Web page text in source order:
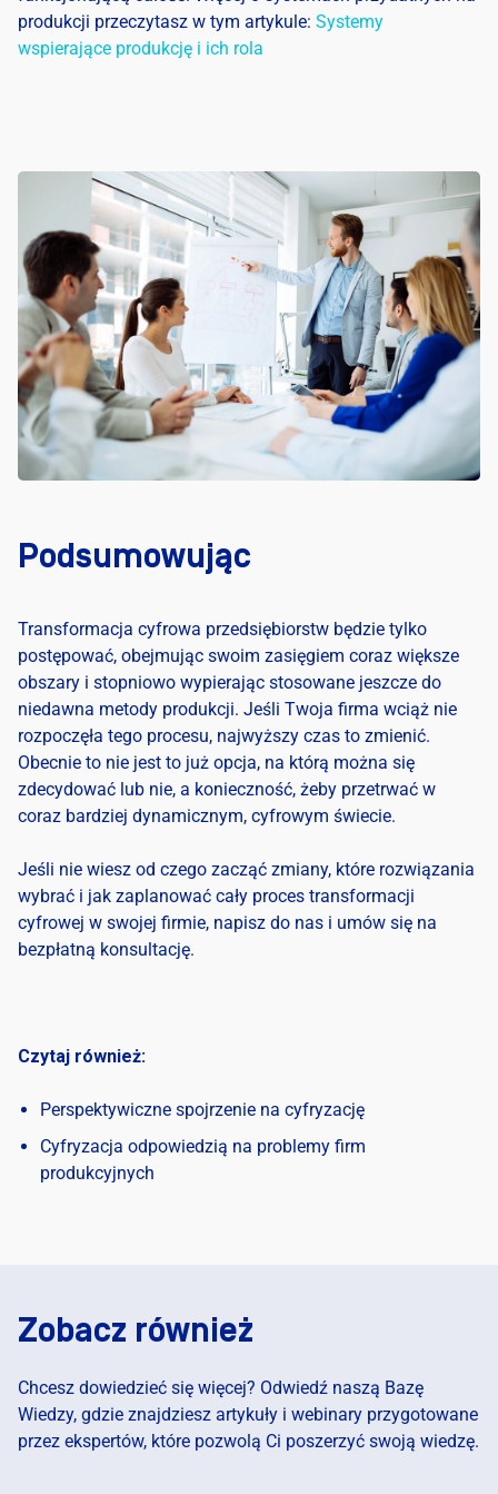
produkcji przeczytasz w tym artykule: Systemy
wspierające produkcję i ich rola
Podsumowując
Transformacja cyfrowa przedsiębiorstw będzie tylko
postępować, obejmując swoim zasięgiem coraz większe
obszary i stopniowo wypierając stosowane jeszcze do
niedawna metody produkcji. Jeśli Twoja firma wciąż nie
rozpoczęła tego procesu, najwyższy czas to zmienić.
Obecnie to nie jest to już opcja, na którą można się
zdecydować lub nie, a konieczność, żeby przetrwać w
coraz bardziej dynamicznym, cyfrowym świecie.
Jeśli nie wiesz od czego zacząć zmiany, które rozwiązania
wybrać i jak zaplanować cały proces transformacji
cyfrowej w swojej firmie, napisz do nas i umów się na
bezpłatną konsultację.
Czytaj również:
Perspektywiczne spojrzenie na cyfryzację
Cyfryzacja odpowiedzią na problemy firm
produkcyjnych
Zobacz również
Chcesz dowiedzieć się więcej? Odwiedź naszą Bazę
Wiedzy, gdzie znajdziesz artykuły i webinary przygotowane
przez ekspertów, które pozwolą Ci poszerzyć swoją wiedzę.